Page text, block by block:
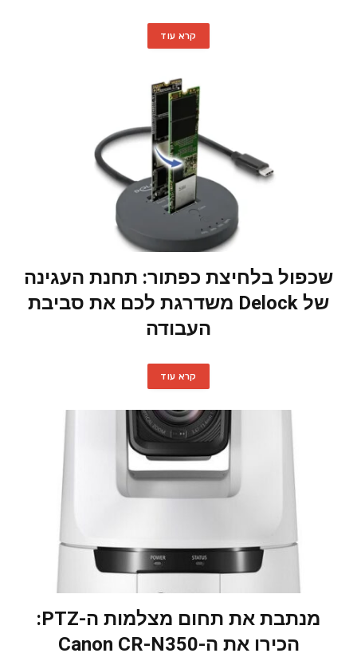
קרא עוד
שכפול בלחיצת כפתור: תחנת העגינה
של Delock משדרגת לכם את סביבת
העבודה
קרא עוד
מנתבת את תחום מצלמות ה-PTZ:
הכירו את ה-Canon CR-N350